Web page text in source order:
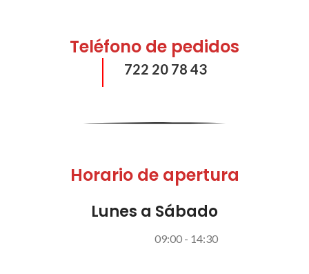
Teléfono de pedidos
722 20 78 43
Horario de apertura
Lunes a Sábado
09:00 - 14:30